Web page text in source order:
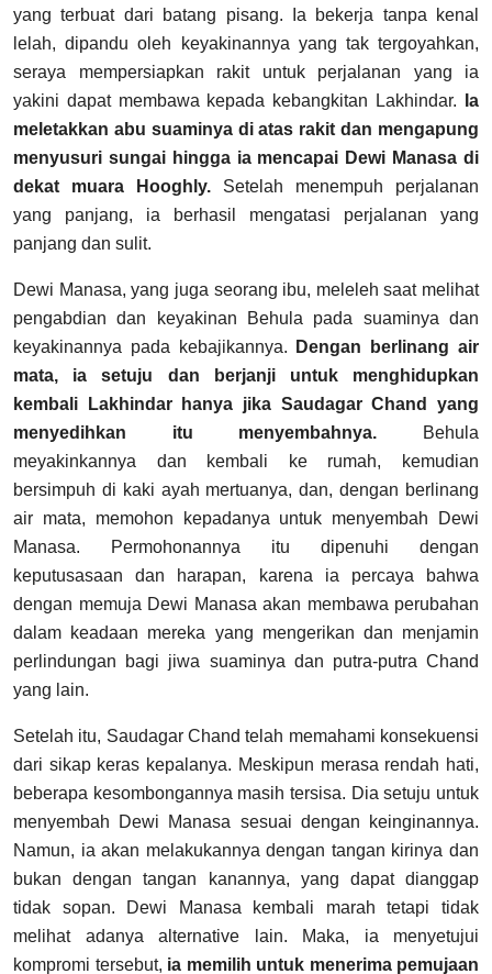
yang terbuat dari batang pisang.
Ia bekerja tanpa kenal
lelah, dipandu oleh keyakinannya yang tak tergoyahkan,
seraya mempersiapkan rakit untuk perjalanan yang ia
yakini dapat membawa kepada kebangkitan Lakhindar.
Ia
meletakkan abu suaminya di atas rakit dan mengapung
menyusuri sungai hingga ia mencapai Dewi Manasa di
dekat muara Hooghly. Setelah menempuh perjalanan
yang panjang, ia berhasil mengatasi perjalanan yang
panjang dan sulit.
Dewi Manasa, yang juga seorang ibu, meleleh saat melihat
pengabdian dan keyakinan Behula pada suaminya dan
keyakinannya pada kebajikannya.
Dengan berlinang air
mata, ia setuju dan berjanji untuk menghidupkan
kembali Lakhindar hanya jika Saudagar Chand yang
menyedihkan itu menyembahnya.
Behula
meyakinkannya dan kembali ke rumah, kemudian
bersimpuh di kaki ayah mertuanya, dan, dengan berlinang
air mata, memohon kepadanya untuk menyembah Dewi
Manasa. Permohonannya itu dipenuhi dengan
keputusasaan dan harapan, karena ia percaya bahwa
dengan memuja Dewi Manasa akan membawa perubahan
dalam keadaan mereka yang mengerikan dan menjamin
perlindungan bagi jiwa suaminya dan putra-putra Chand
yang lain.
Setelah itu, Saudagar Chand telah memahami konsekuensi
dari sikap keras kepalanya. Meskipun merasa rendah hati,
beberapa kesombongannya masih tersisa. Dia setuju untuk
menyembah Dewi Manasa sesuai dengan keinginannya.
Namun, ia akan melakukannya dengan tangan kirinya dan
bukan dengan tangan kanannya, yang dapat dianggap
tidak sopan. Dewi Manasa kembali marah tetapi tidak
melihat adanya alternative lain. Maka, ia menyetujui
kompromi tersebut, ia memilih untuk menerima pemujaan